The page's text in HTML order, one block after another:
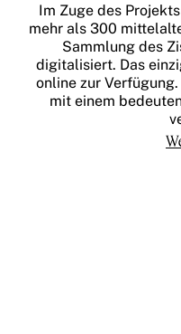
Im Zuge des
mehr als 300
Sammlung des
digitalisiert. Das
online zur
mit einem